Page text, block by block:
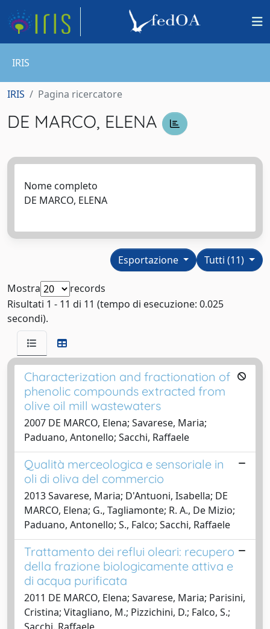
IRIS
IRIS Pagina ricercatore
DE MARCO, ELENA
Nome completo
DE MARCO, ELENA
Tutti (11)
Esportazione
Mostra
records
Risultati 1 - 11 di 11 (tempo di esecuzione: 0.025
secondi).
Characterization and fractionation of
phenolic compounds extracted from
olive oil mill wastewaters
2007 DE MARCO, Elena; Savarese, Maria;
Paduano, Antonello; Sacchi, Raffaele
Qualità merceologica e sensoriale in
oli di oliva del commercio
2013 Savarese, Maria; D'Antuoni, Isabella; DE
MARCO, Elena; G., Tagliamonte; R. A., De Mizio;
Paduano, Antonello; S., Falco; Sacchi, Raffaele
Trattamento dei reflui oleari: recupero
della frazione biologicamente attiva e
di acqua purificata
2011 DE MARCO, Elena; Savarese, Maria; Parisini,
Cristina; Vitagliano, M.; Pizzichini, D.; Falco, S.;